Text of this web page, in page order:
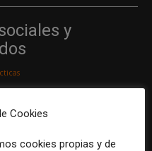
y
Tiempo completo
Cookies
cookies propias y de